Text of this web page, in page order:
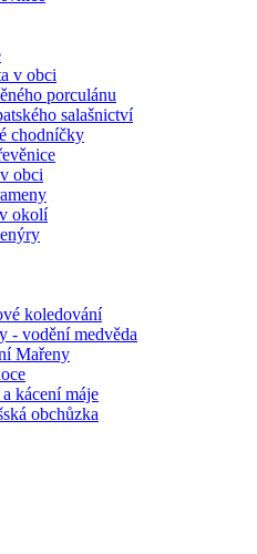
v obci
porculánu
salašnictví
chodníčky
obci
okolí
koledování
- vodění medvěda
Mařeny
kácení máje
obchůzka